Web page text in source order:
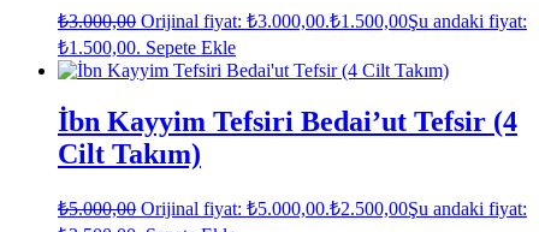
₺3.000,00 Orijinal fiyat: ₺3.000,00.₺1.500,00Şu andaki fiyat:
₺1.500,00. Sepete Ekle
İbn Kayyim Tefsiri Bedai’ut Tefsir (4
Cilt Takım)
₺5.000,00 Orijinal fiyat: ₺5.000,00.₺2.500,00Şu andaki fiyat: